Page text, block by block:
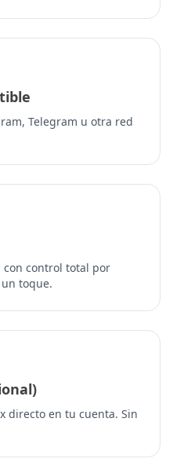
Telegram u otra red
con control total por
toque.
directo en tu cuenta. Sin